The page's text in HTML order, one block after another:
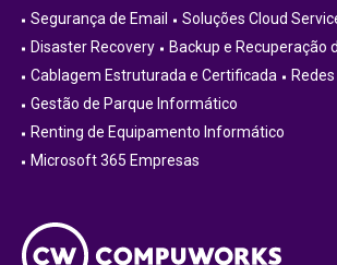
Segurança de Email
Soluções Cloud
Disaster Recovery
Backup e Recuperação
Cablagem Estruturada e Certificada
Gestão de Parque Informático
Renting de Equipamento Informático
Microsoft 365 Empresas